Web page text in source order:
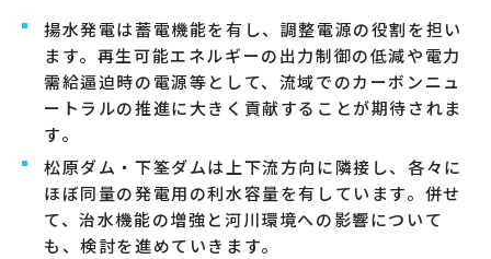
揚水発電は蓄電機能を有し、調整電源の役割を担い
ます。再生可能エネルギーの出力制御の低減や電力
需給逼迫時の電源等として、流域でのカーボンニュ
ートラルの推進に大きく貢献することが期待されま
す。
松原ダム・下筌ダムは上下流方向に隣接し、各々に
ほぼ同量の発電用の利水容量を有しています。併せ
て、治水機能の増強と河川環境への影響について
も、検討を進めていきます。